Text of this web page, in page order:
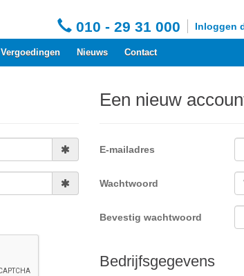
010 - 29 31 000 Inloggen
Vergoedingen Nieuws Contact
Een nieuw
E-mailadres
Wachtwoord
Bevestig wachtwoord
Bedrijfsgegevens